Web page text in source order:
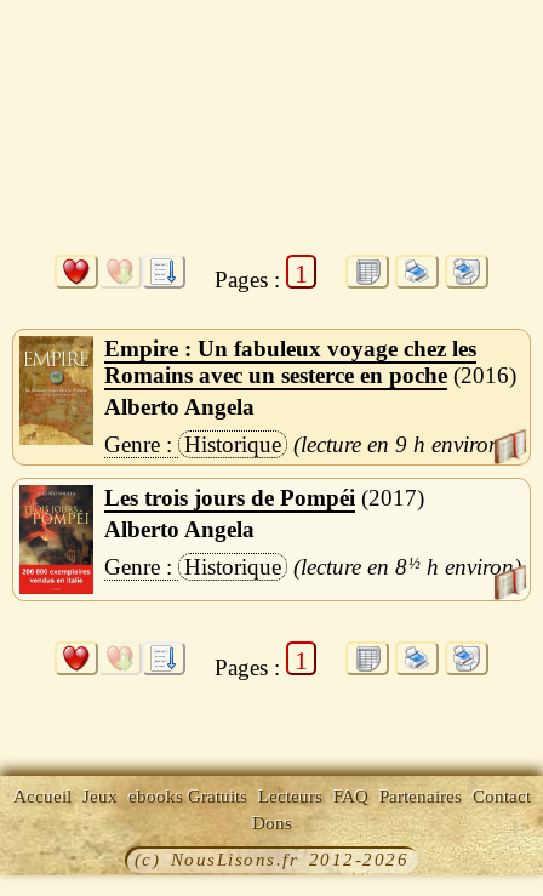
Pages : 1
Empire : Un fabuleux voyage chez les
Romains avec un sesterce en poche 2016
Alberto Angela
Historique
9 h
Les trois jours de Pompéi
2017
Alberto Angela
Historique
8½ h
Pages : 1
Accueil Jeux ebooks Gratuits Lecteurs FAQ Partenaires Contact
Dons
(c) NousLisons.fr 2012-2026